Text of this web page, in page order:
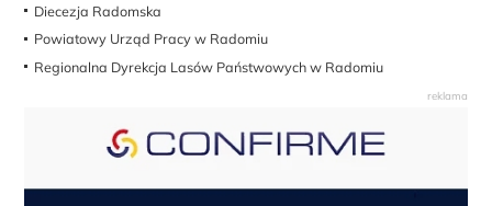
Diecezja Radomska
Powiatowy Urząd Pracy w Radomiu
Regionalna Dyrekcja Lasów Państwowych w Radomiu